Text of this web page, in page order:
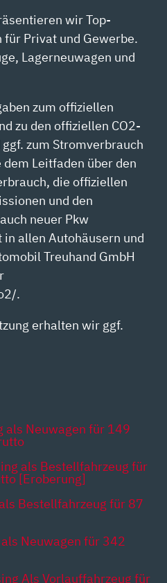
wir Top-
für Privat und Gewerbe.
Lagerneuwagen und
zum offiziellen
zu den offiziellen CO2-
zum Stromverbrauch
dem Leitfaden über den
die offiziellen
und den
neuer Pkw
allen Autohäusern und
Treuhand GmbH
.
erhalten wir ggf.
als Neuwagen für 149
als Bestellfahrzeug für
[Eroberung]
Bestellfahrzeug für 87
Neuwagen für 342
Als Vorlauffahrzeug für